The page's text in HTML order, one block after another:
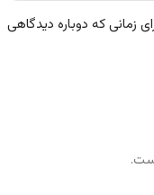
زمانی که دوباره دیدگاهی